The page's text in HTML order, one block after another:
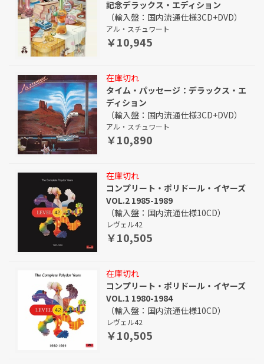
記念デラックス・エディション
（輸入盤：国内流通仕様3CD+DVD）
アル・スチュワート
￥10,945
在庫切れ
タイム・パッセージ：デラックス・エ
ディション
（輸入盤：国内流通仕様3CD+DVD）
アル・スチュワート
￥10,890
在庫切れ
コンプリート・ポリドール・イヤーズ
VOL.2 1985-1989
（輸入盤：国内流通仕様10CD）
レヴェル42
￥10,505
在庫切れ
コンプリート・ポリドール・イヤーズ
VOL.1 1980-1984
（輸入盤：国内流通仕様10CD）
レヴェル42
￥10,505